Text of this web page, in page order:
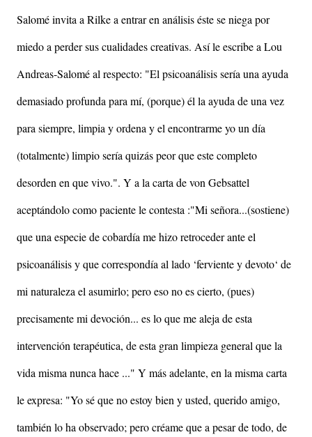
Salomé invita a Rilke a entrar en análisis éste se niega por
miedo a perder sus cualidades creativas. Así le escribe a Lou
Andreas-Salomé al respecto: "El psicoanálisis sería una ayuda
demasiado profunda para mí, (porque) él la ayuda de una vez
para siempre, limpia y ordena y el encontrarme yo un día
(totalmente) limpio sería quizás peor que este completo
desorden en que vivo.". Y a la carta de von Gebsattel
aceptándolo como paciente le contesta :"Mi señora...(sostiene)
que una especie de cobardía me hizo retroceder ante el
psicoanálisis y que correspondía al lado ‘ferviente y devoto‘ de
mi naturaleza el asumirlo; pero eso no es cierto, (pues)
precisamente mi devoción... es lo que me aleja de esta
intervención terapéutica, de esta gran limpieza general que la
vida misma nunca hace ..." Y más adelante, en la misma carta
le expresa: "Yo sé que no estoy bien y usted, querido amigo,
también lo ha observado; pero créame que a pesar de todo, de